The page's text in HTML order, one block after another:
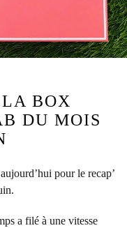
LA BOX
DU MOIS
pour le recap’
a filé à une vitesse